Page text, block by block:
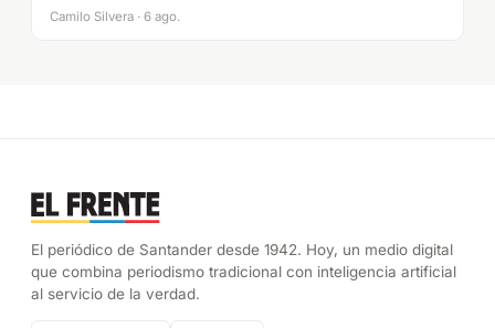
Camilo Silvera · 6 ago.
El periódico de Santander desde 1942. Hoy, un medio digital
que combina periodismo tradicional con inteligencia artificial
al servicio de la verdad.